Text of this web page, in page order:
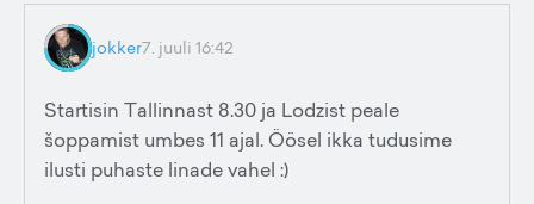
jokker7. juuli 16:42
Startisin Tallinnast 8.30 ja Lodzist peale
šoppamist umbes 11 ajal. Öösel ikka tudusime
ilusti puhaste linade vahel :)